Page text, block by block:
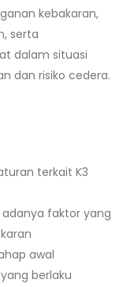
kebakaran,
serta
dalam situasi
dan risiko cedera.
terkait K3
faktor yang
awal
berlaku